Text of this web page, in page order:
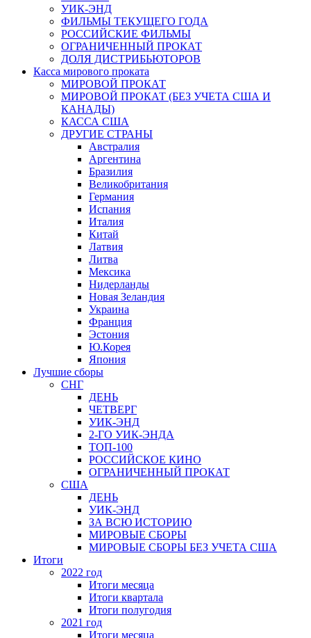
УИК-ЭНД
ФИЛЬМЫ ТЕКУЩЕГО ГОДА
РОССИЙСКИЕ ФИЛЬМЫ
ОГРАНИЧЕННЫЙ ПРОКАТ
ДОЛЯ ДИСТРИБЬЮТОРОВ
Касса мирового проката
МИРОВОЙ ПРОКАТ
МИРОВОЙ ПРОКАТ (БЕЗ УЧЕТА США И
КАНАДЫ)
КАССА США
ДРУГИЕ СТРАНЫ
Австралия
Аргентина
Бразилия
Великобритания
Германия
Испания
Италия
Китай
Латвия
Литва
Мексика
Нидерланды
Новая Зеландия
Украина
Франция
Эстония
Ю.Корея
Япония
Лучшие сборы
СНГ
ДЕНЬ
ЧЕТВЕРГ
УИК-ЭНД
2-ГО УИК-ЭНДА
ТОП-100
РОССИЙСКОЕ КИНО
ОГРАНИЧЕННЫЙ ПРОКАТ
США
ДЕНЬ
УИК-ЭНД
ЗА ВСЮ ИСТОРИЮ
МИРОВЫЕ СБОРЫ
МИРОВЫЕ СБОРЫ БЕЗ УЧЕТА США
Итоги
2022 год
Итоги месяца
Итоги квартала
Итоги полугодия
2021 год
Итоги месяца